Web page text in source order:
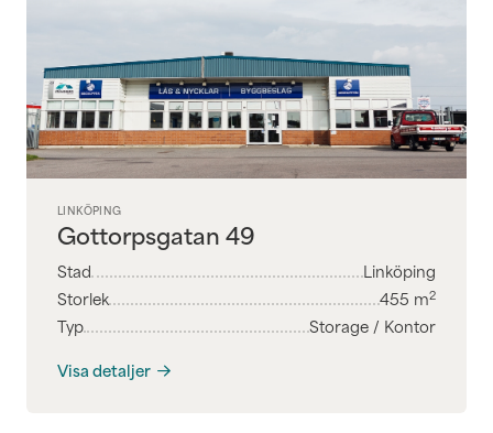
LINKÖPING
Gottorpsgatan 49
Stad
Linköping
Storlek
455 m2
Typ
Storage / Kontor
Visa detaljer